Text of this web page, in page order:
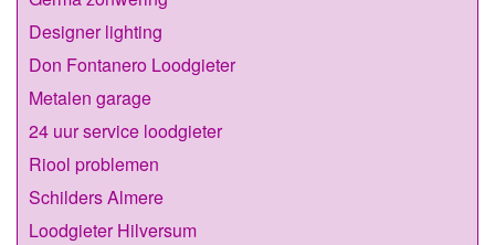
Designer lighting
Don Fontanero Loodgieter
Metalen garage
24 uur service loodgieter
Riool problemen
Schilders Almere
Loodgieter Hilversum